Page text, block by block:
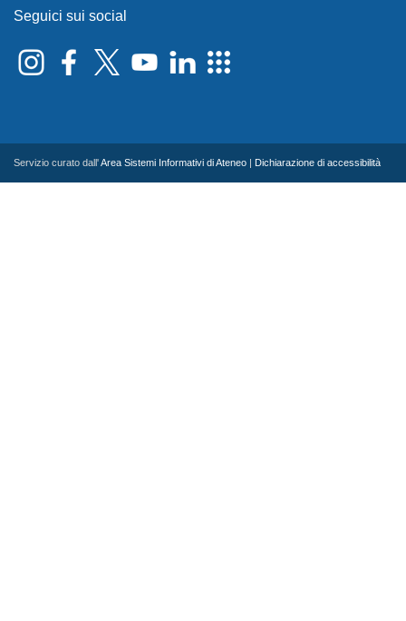
Seguici sui social
Servizio curato dall'Area Sistemi Informativi di Ateneo | Dichiarazione di accessibilità